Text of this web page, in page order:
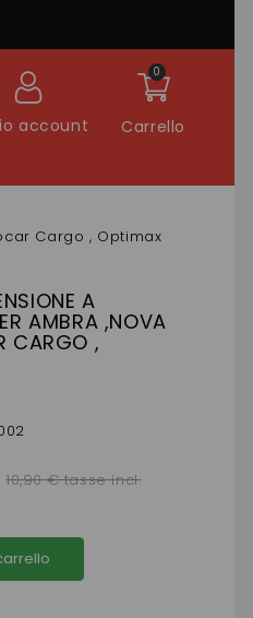
Carrello
0
account
Cargo , Optimax
A
AMBRA ,NOVA
CARGO ,
10,90 € tasse incl.